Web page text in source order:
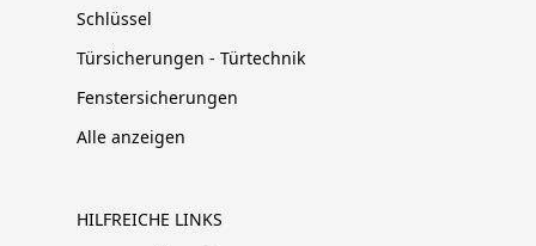
Schlüssel
Türsicherungen - Türtechnik
Fenstersicherungen
Alle anzeigen
HILFREICHE LINKS